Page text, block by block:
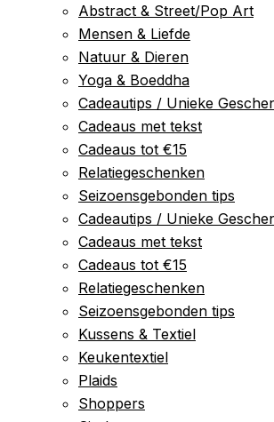
Abstract & Street/Pop Art
Mensen & Liefde
Natuur & Dieren
Yoga & Boeddha
Cadeautips / Unieke
Cadeaus met tekst
Cadeaus tot €15
Relatiegeschenken
Seizoensgebonden tips
Cadeautips / Unieke
Cadeaus met tekst
Cadeaus tot €15
Relatiegeschenken
Seizoensgebonden tips
Kussens & Textiel
Keukentextiel
Plaids
Shoppers